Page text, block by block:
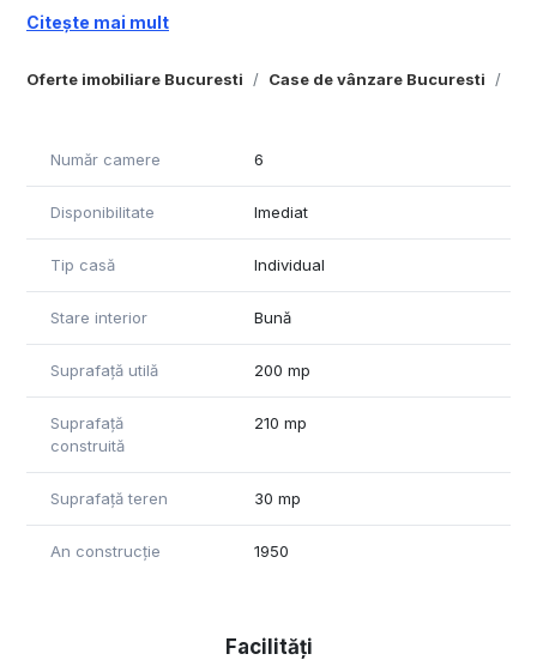
Oferte imobiliare Bucuresti Case de vânzare Bucuresti
inca 2 camere, bucataria , un grup sanitar, un spațiu de
depozitare ,și o mica curte.
balcon,respectiv logie.
ambientul si ofera o atmosfera intima..
La mezanin se afla un grup sanitar si baia.
Demisolul este compartimentat in 4 camere .
Imobilul se pretează si ca sediu pentru firmă .
In fata casei, mai sunt 2 locuri de parcare rezervate .
Citește mai mult
Număr camere 6
Disponibilitate Imediat
Tip casă Individual
Stare interior Bună
Suprafață utilă 200 mp
Suprafață
construită
210 mp
Suprafață teren 30 mp
An construcție 1950
Facilități